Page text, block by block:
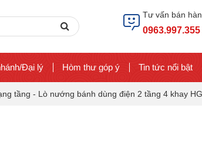
Search
Tư vấn bán
Đại lý Hòm thư góp ý Tin tức nổi bật
tầng - Lò nướng bánh dùng điện 2 tầng 4 khay